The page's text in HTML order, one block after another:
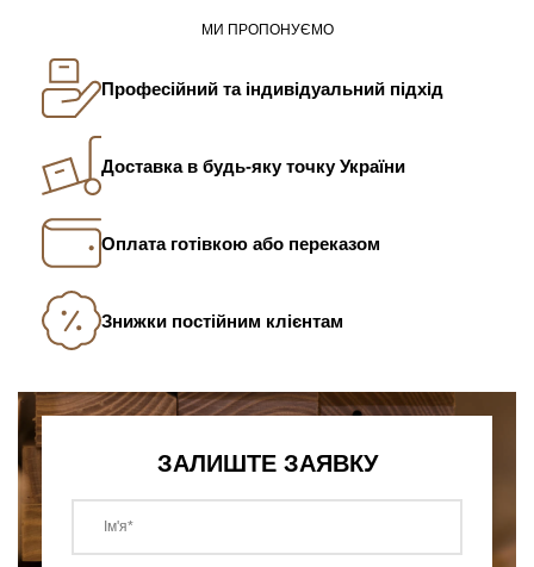
МИ ПРОПОНУЄМО
Професійний та індивідуальний підхід
Доставка в будь-яку точку України
Оплата готівкою або переказом
Знижки постійним клієнтам
ЗАЛИШТЕ ЗАЯВКУ